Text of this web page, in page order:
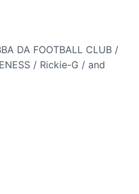
DA FOOTBALL CLUB /
/ Rickie-G / and